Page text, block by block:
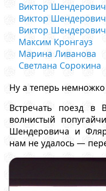
Виктор
Виктор
Виктор
Максим Кронгауз
Марина Ливанова
Светлана Сорокина
Ну а теперь
Встречать поезд в
волнистый
Шендеровича и
нам не удалось —